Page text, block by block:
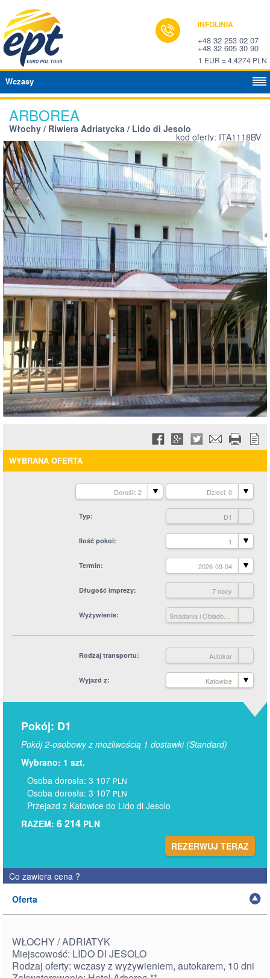
INFOLINIA
+48 32 253 02 07
+48 32 605 30 90
1 EUR = 4,4274 PLN
Wczasy
ARBOREA
Włochy / Riwiera Adriatycka / Lido di Jesolo
kod oferty: ITA1118BV
WYBRANA OFERTA
Dorośli: 2 Dzieci: 0
Typ D1
Ilość pokoi 1
Termin 2026-09-04
Długość imprezy 7 nocy
Wyżywienie
Rodzaj transportu Autokar
Wyjazd z Katowice
Pokój: D1
Pokój 2-osobowy z możliwością 1 dostawki (Standard)
Wybrano: 1 szt.
Osoba dorosła: 3 107 PLN
Osoba dorosła: 3 107 PLN
Przejazd z Katowice do Lido di Jesolo
RAZEM: 6 214 PLN
REZERWUJ TERAZ
Co zawiera cena ?
Oferta
WŁOCHY / ADRIATYK
Miejscowość: LIDO DI JESOLO
Rodzaj oferty: wczasy z wyżywieniem, autokarem, 10 dni